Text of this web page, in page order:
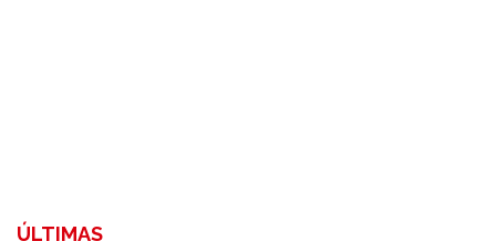
ÚLTIMAS